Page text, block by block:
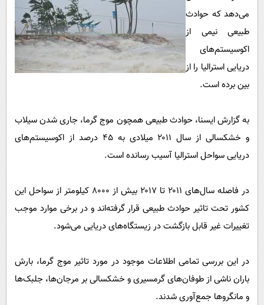
سرگرمی
فناوری
گوناگون
حوادث
فرهنگی
بین الملل
حیات وحش
سیاست خارجی
پیامک
روانشناسی
آشپزی
دانلود
می‌دهد که حوادث
طبیعی نیمی از
اکوسیستم‌های
دریایی استرالیا را از
بین برده است.
به گزارش ایسنا، حوادث طبیعی همچون موج گرما، جاری شدن سیلاب
و خشکسالی از سال ۲۰۱۱ میلادی به ۴۵ درصد از اکوسیستم‌های
دریایی سواحل استرالیا آسیب رسانده است.
در فاصله سال‌های ۲۰۱۱ تا ۲۰۱۷ بیش از ۸۰۰۰ کیلومتر از سواحل این
کشور تحت تاثیر حوادث طبیعی قرار گرفته‌اند و در برخی موارد موجب
تغییرات غیر قابل بازگشت در زیستگاه‌های دریایی می‌شود.
در این بررسی تمامی اطلاعات موجود در مورد تاثیر موج گرما، بارش
باران ناشی از طوفان‌های گرمسیری و خشکسالی بر مرجان‌ها، جلبک‌ها
و مانگرو‌ها جمع‌آوری شدند.